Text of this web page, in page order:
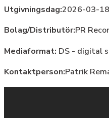
Utgivningsdag:2026-03-18
Bolag/Distributör:PR
Mediaformat: DS - digital
Kontaktperson:Patrik